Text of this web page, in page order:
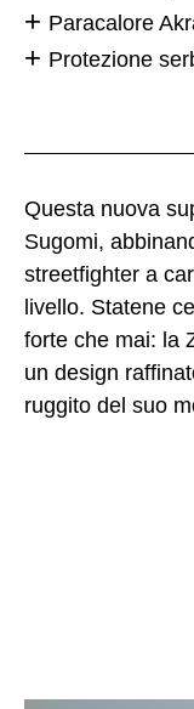
Questa nuova
Sugomi,
streetfighter a
livello. Statene
forte che mai: la
un design
ruggito del suo
Paracalore
Protezione